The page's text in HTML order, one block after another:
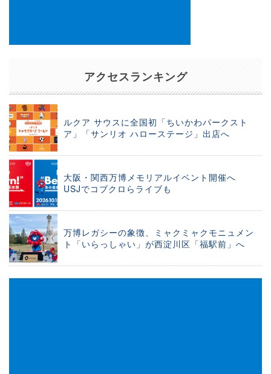
アクセスランキング
ルクア サウスに全国初「ちいかわパークスト
ア」「サンリオ ハローステージ」出店へ
大阪・関西万博メモリアルイベント開催へ
USJでコブクロらライブも
万博レガシーの象徴、ミャクミャクモニュメン
ト「いらっしゃい」が西淀川区「福駅前」へ